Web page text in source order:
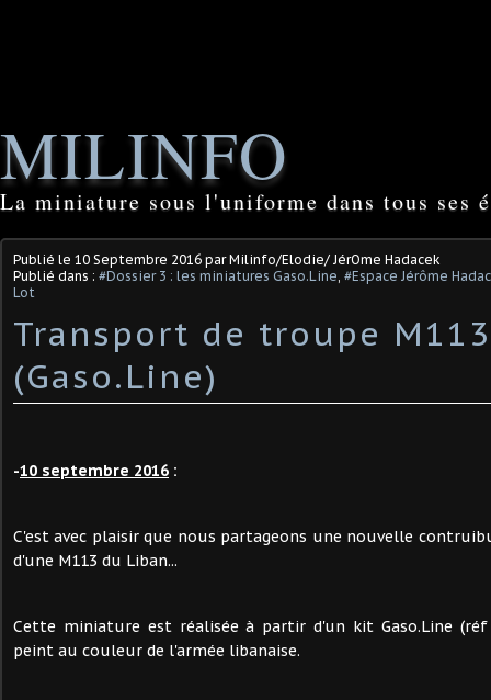
MILINFO
La miniature sous l'uniforme dans tous ses
Publié le 10 Septembre 2016 par Milinfo/Elodie/ JérOme Hadacek
Publié dans : #Dossier 3 : les miniatures Gaso.Line, #Espace Jérôme
Lot
Transport de troupe
(Gaso.Line)
-10 septembre 2016 :
C'est avec plaisir que nous partageons une nouvelle
d'une M113 du Liban...
Cette miniature est réalisée à partir d'un kit Gaso.Line (réf
peint au couleur de l'armée libanaise.